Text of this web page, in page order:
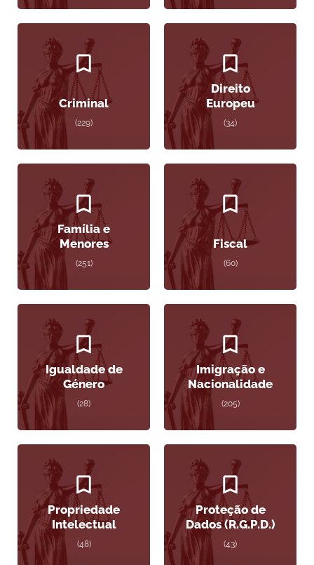
Criminal
(229)
Direito
Europeu
(34)
Família e
Menores
(251)
Fiscal
(60)
Igualdade de
Género
(28)
Imigração e
Nacionalidade
(205)
Propriedade
Intelectual
(48)
Proteção de
Dados (R.G.P.D.)
(43)